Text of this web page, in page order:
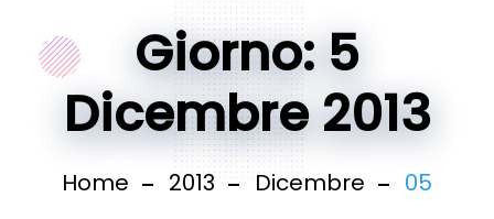
Giorno: 5
Dicembre 2013
Home 2013 Dicembre 05